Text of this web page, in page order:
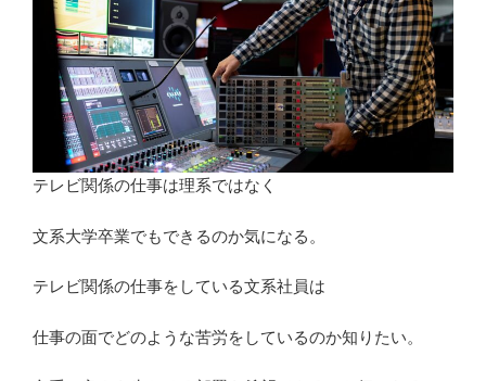
は？
に
う
徴
紹
テレビ関係の仕事は理系ではなく
文系大学卒業でもできるのか気になる。
テレビ関係の仕事をしている文系社員は
仕事の面でどのような苦労をしているのか知りたい。